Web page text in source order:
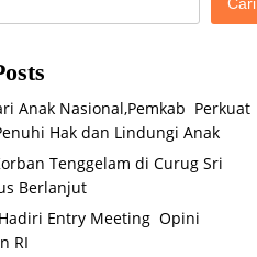
Anak Nasional,Pemkab Perkuat
Hak dan Lindungi Anak
Tenggelam di Curug Sri
Berlanjut
Entry Meeting Opini
RI